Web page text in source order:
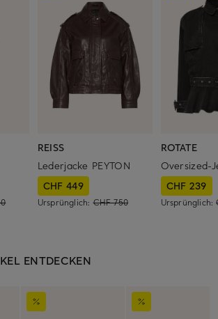
REISS
Lederjacke PEYTON
CHF 449
Ursprünglich:CHF 750
ROTATE
Oversized-
CHF 239
Ursprünglich:
ENTDECKEN